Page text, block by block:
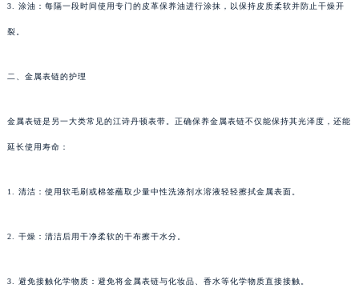
3. 涂油：每隔一段时间使用专门的皮革保养油进行涂抹，以保持皮质柔软并防止干燥开
裂。
二、金属表链的护理
金属表链是另一大类常见的江诗丹顿表带。正确保养金属表链不仅能保持其光泽度，还能
延长使用寿命：
1. 清洁：使用软毛刷或棉签蘸取少量中性洗涤剂水溶液轻轻擦拭金属表面。
2. 干燥：清洁后用干净柔软的干布擦干水分。
3. 避免接触化学物质：避免将金属表链与化妆品、香水等化学物质直接接触。